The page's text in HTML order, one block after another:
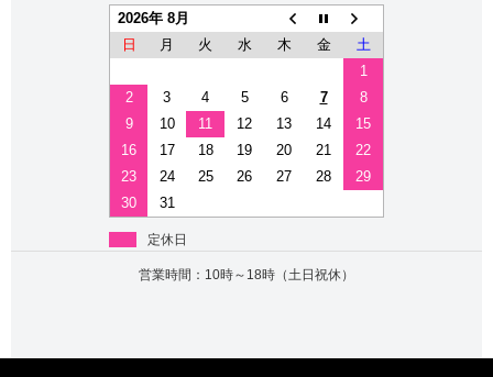
2026年 8月
日
月 火 水 木 金
土
1
2
3 4 5 6 7
8
9
10 11 12 13 14
15
16
17 18 19 20 21
22
23
24 25 26 27 28
29
30
31
定休日
営業時間：10時～18時（土日祝休）